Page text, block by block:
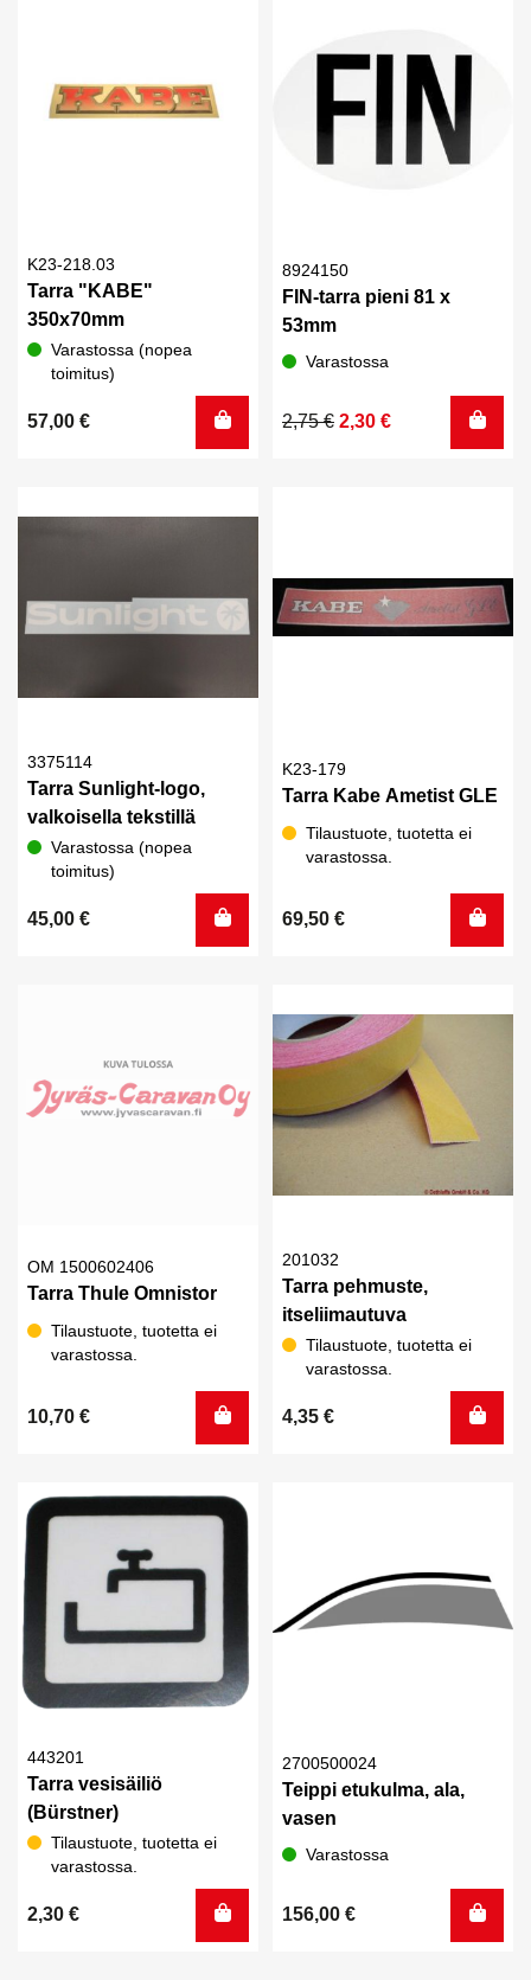
K23-218.03
Tarra "KABE"
350x70mm
Varastossa (nopea
toimitus)
57,00 €
8924150
FIN-tarra pieni 81 x
53mm
Varastossa
2,75€
Alkuperäinen
2,30 €
Nykyinen
3375114
Tarra Sunlight-logo,
valkoisella tekstillä
Varastossa (nopea
toimitus)
45,00 €
K23-179
Tarra Kabe Ametist GLE
Tilaustuote, tuotetta ei
varastossa.
69,50 €
OM 1500602406
Tarra Thule Omnistor
Tilaustuote, tuotetta ei
varastossa.
10,70 €
201032
Tarra pehmuste,
itseliimautuva
Tilaustuote, tuotetta ei
varastossa.
4,35 €
443201
Tarra vesisäiliö
(Bürstner)
Tilaustuote, tuotetta ei
varastossa.
2,30 €
2700500024
Teippi etukulma, ala,
vasen
Varastossa
156,00 €